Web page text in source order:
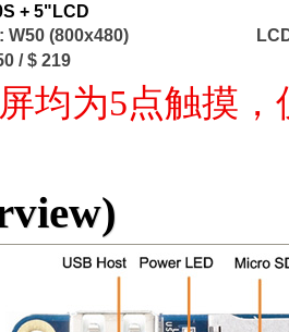
+ 5"LCD
W50 (800x480)
/ $ 219
均为5点触摸，